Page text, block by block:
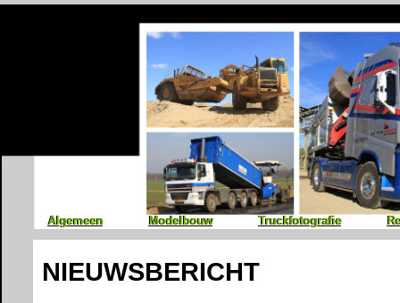
Algemeen
Algemeen Modelbouw
Modelbouw Truckfotografie
Truckfotografie
NIEUWSBERICHT